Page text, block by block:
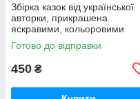
Збірка казок від української
авторки, прикрашена
яскравими, кольоровими
ілюстраціями. Книжка містить
казки, які рекомендовано чит
Готово до відправки
450 ₴